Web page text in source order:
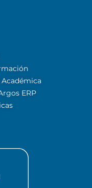
ERP